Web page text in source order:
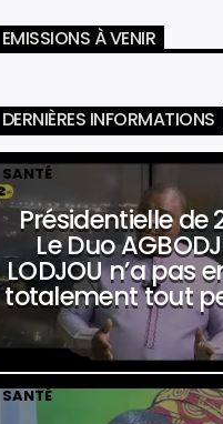
EMISSIONS À VENIR
DERNIÈRES INFORMATIONS
SANTÉ
Présidentielle de
Le Duo
LODJOU n’a pas
totalement tout
SANTÉ